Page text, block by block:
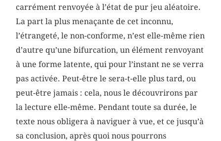
carrément renvoyée à l’état de pur jeu aléatoire.
La part la plus menaçante de cet inconnu,
l’étrangeté, le non-conforme, n’est elle-même rien
d’autre qu’une bifurcation, un élément renvoyant
à une forme latente, qui pour l’instant ne se verra
pas activée. Peut-être le sera-t-elle plus tard, ou
peut-être jamais : cela, nous le découvrirons par
la lecture elle-même. Pendant toute sa durée, le
texte nous obligera à naviguer à vue, et ce jusqu’à
sa conclusion, après quoi nous pourrons